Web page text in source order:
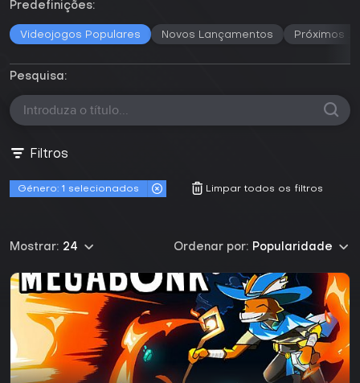
Predefinições:
Videojogos Populares Novos Lançamentos Próximos
Pesquisa:
Filtros
Género: 1 selecionados Limpar todos os filtros
Ordenar por: Popularidade
Mostrar: 24